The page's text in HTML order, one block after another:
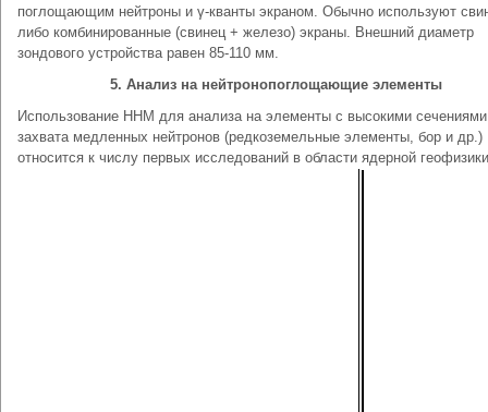
поглощающим нейтроны и γ-кванты экраном. Обычно используют
либо комбинированные (свинец + железо) экраны. Внешний диаметр
зондового устройства равен 85-110 мм.
5. Анализ на нейтронопоглощающие элементы
Использование ННМ для анализа на элементы с высокими сечениями
захвата медленных нейтронов (редкоземельные элементы, бор и др.)
относится к числу первых исследований в области ядерной